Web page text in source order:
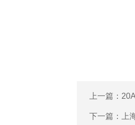
上一篇：
下一篇： 上